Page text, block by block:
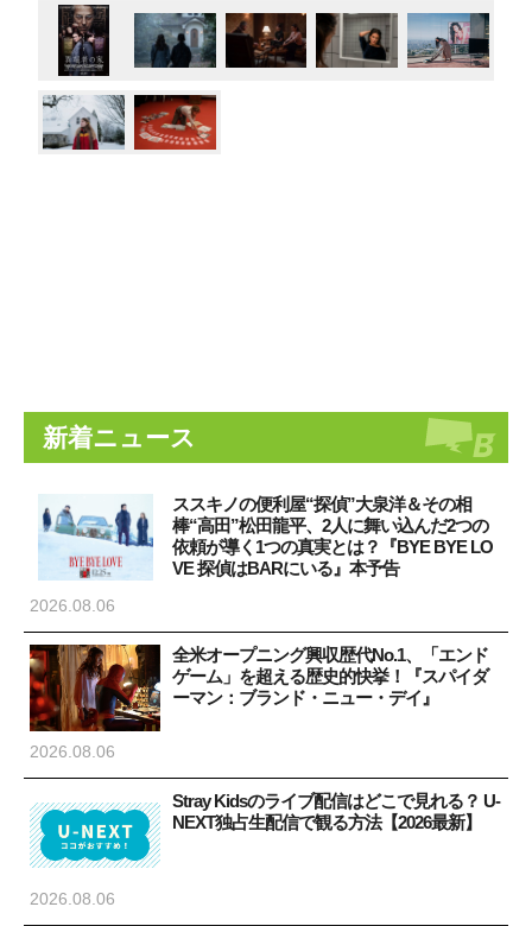
新着ニュース
ススキノの便利屋“探偵”大泉洋＆その相
棒“高田”松田龍平、2人に舞い込んだ2つの
依頼が導く1つの真実とは？『BYE BYE LO
VE 探偵はBARにいる』本予告
2026.08.06
全米オープニング興収歴代No.1、「エンド
ゲーム」を超える歴史的快挙！『スパイダ
ーマン：ブランド・ニュー・デイ』
2026.08.06
Stray Kidsのライブ配信はどこで見れる？ U-
NEXT独占生配信で観る方法【2026最新】
2026.08.06